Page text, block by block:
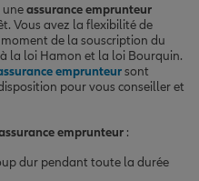
uneassurance emprunteur
Vous avez la flexibilité de
de la souscription du
la loi Hamon et la loi Bourquin.
emprunteursont
pour vous conseiller et
emprunteur :
dur pendant toute la durée